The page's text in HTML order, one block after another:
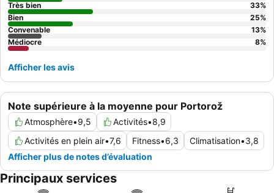
Note supérieure à la moyenne pour Portorož
Atmosphère•9,5 Activités•8,9
Activités en plein air•7,6 Fitness•6,3 Climatisation•3,8
Afficher plus de notes d’évaluation
Très bien
33%
Bien
25%
Convenable
13%
Médiocre
8%
Afficher les avis
Principaux services